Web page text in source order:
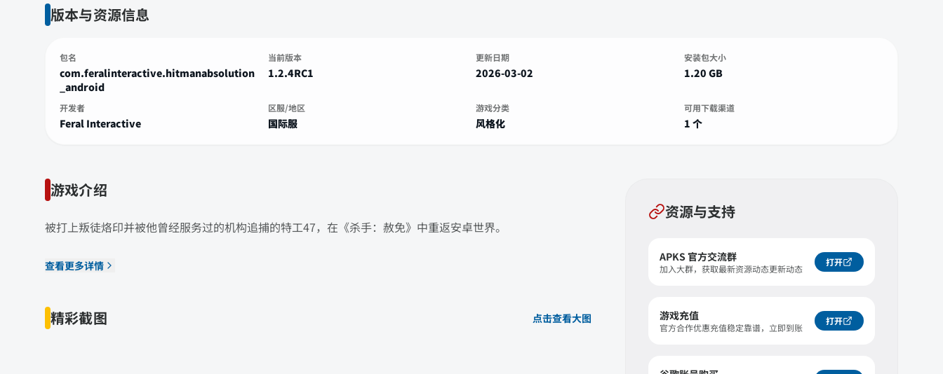
版本与资源信息
包名
com.feralinteractive.hitmanabsolution
_android
当前版本
1.2.4RC1
更新日期
2026-03-02
安装包大小
1.20 GB
开发者
Feral Interactive
区服/地区
国际服
游戏分类
风格化
可用下载渠道
1 个
游戏介绍
被打上叛徒烙印并被他曾经服务过的机构追捕的特工47，在《杀手：赦免》中重返安卓世界。
查看更多详情
精彩截图 点击查看大图
资源与支持
APKS 官方交流群
加入大群，获取最新资源动态更新动态
打开
游戏充值
官方合作优惠充值稳定靠谱，立即到账
打开